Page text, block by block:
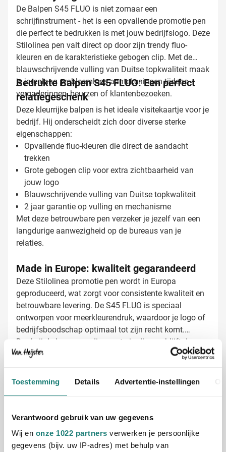
Toestemming Details Advertentie-instellingen
Verantwoord gebruik van uw gegevens
Wij en onze 1022 partners verwerken je persoonlijke
gegevens (bijv. uw IP-adres) met behulp van
De Balpen S45 FLUO is niet zomaar een
schrijfinstrument - het is een opvallende promotie pen
die perfect te bedrukken is met jouw bedrijfslogo. Deze
Stilolinea pen valt direct op door zijn trendy fluo-
kleuren en de karakteristieke gebogen clip. Met de
blauwschrijvende vulling van Duitse topkwaliteit maak
je jarenlang probleemloos aantekeningen tijdens
vergaderingen, beurzen of klantenbezoeken.
Bedrukte Balpen S45 FLUO: Een perfect
relatiegeschenk
Deze kleurrijke balpen is het ideale visitekaartje voor je
bedrijf. Hij onderscheidt zich door diverse sterke
eigenschappen:
Opvallende fluo-kleuren die direct de aandacht
trekken
Grote gebogen clip voor extra zichtbaarheid van
jouw logo
Blauwschrijvende vulling van Duitse topkwaliteit
2 jaar garantie op vulling en mechanisme
Met deze betrouwbare pen verzeker je jezelf van een
langdurige aanwezigheid op de bureaus van je
relaties.
Made in Europe: kwaliteit gegarandeerd
Deze Stilolinea promotie pen wordt in Europa
geproduceerd, wat zorgt voor consistente kwaliteit en
betrouwbare levering. De S45 FLUO is speciaal
ontworpen voor meerkleurendruk, waardoor je logo of
bedrijfsboodschap optimaal tot zijn recht komt.
Dankzij de hoogwaardige materiaalkeuze blijft de pen
er ook na veelvuldig gebruik representatief uitzien.
Balpennen laten bedrukken met jouw logo
jouw S45 FLUO balpennen echte promotie-
herkenbaarheid
In twee of meer kleuren voor een levendig en
opvallend resultaat